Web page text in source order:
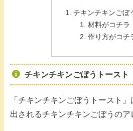
チキンチキンごぼ
材料がコチラ
作り方がコチ
チキンチキンごぼうトースト
「チキンチキンごぼうトースト
出されるチキンチキンごぼうのア